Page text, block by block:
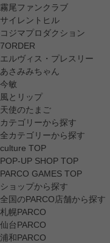
霧尾ファンクラブ
サイレントヒル
コジマプロダクション
7ORDER
エルヴィス・プレスリー
あさみみちゃん
今敏
風とリップ
天使のたまご
カテゴリーから探す
全カテゴリーから探す
culture TOP
POP-UP SHOP TOP
PARCO GAMES TOP
ショップから探す
全国のPARCO店舗から探す
札幌PARCO
仙台PARCO
浦和PARCO